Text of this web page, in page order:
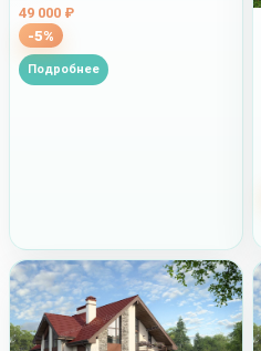
49 000 ₽
-5%
Подробнее